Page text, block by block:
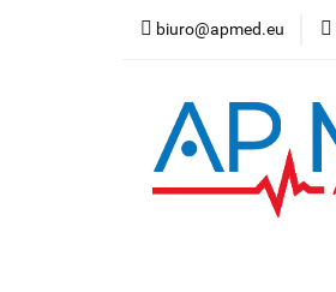
biuro@apmed.eu